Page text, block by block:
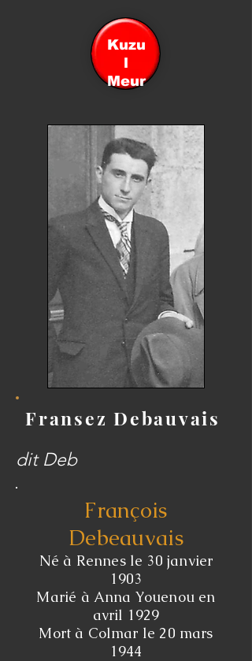
Kuzu
l
Meur
Fransez Debauvais
dit Deb
François
Debeauvais
Né à Rennes le 30 janvier
1903
Marié à Anna Youenou en
avril 1929
Mort à Colmar le 20 mars
1944